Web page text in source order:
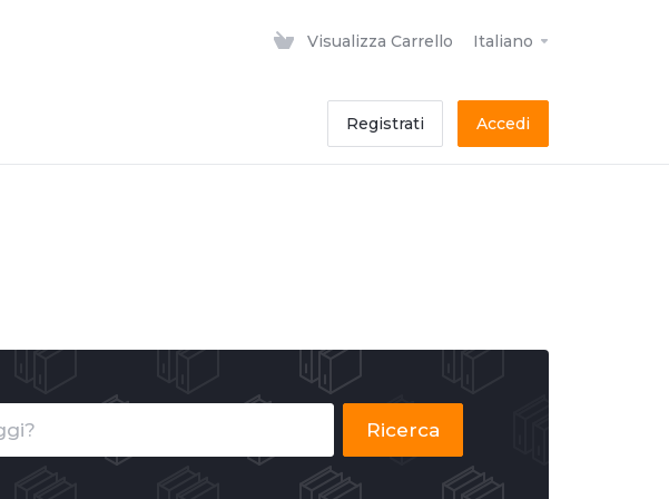
Visualizza Carrello Italiano
Registrati Accedi
Ricerca